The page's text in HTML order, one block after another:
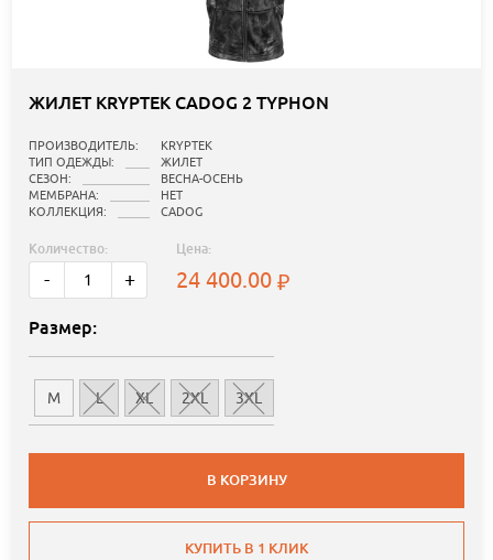
ЖИЛЕТ KRYPTEK CADOG 2 TYPHON
ПРОИЗВОДИТЕЛЬ:
KRYPTEK
ТИП ОДЕЖДЫ:
ЖИЛЕТ
СЕЗОН:
ВЕСНА-ОСЕНЬ
МЕМБРАНА:
НЕТ
КОЛЛЕКЦИЯ:
CADOG
Количество:
- +
Цена:
24 400.00
Размер:
M L XL 2XL 3XL
В КОРЗИНУ
КУПИТЬ В 1 КЛИК